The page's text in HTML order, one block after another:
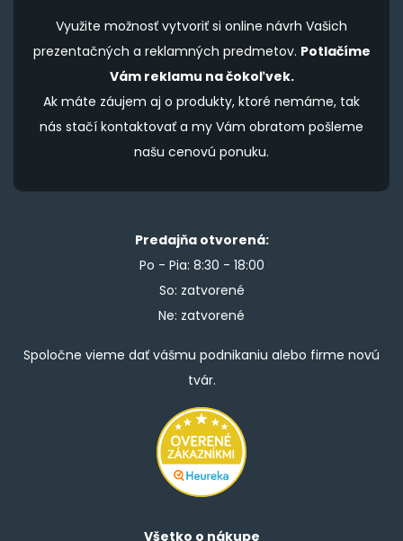
Využite možnosť vytvoriť si online návrh Vašich
prezentačných a reklamných predmetov. Potlačíme
Vám reklamu na čokoľvek.
Ak máte záujem aj o produkty, ktoré nemáme, tak
nás stačí kontaktovať a my Vám obratom pošleme
našu cenovú ponuku.
Predajňa otvorená:
Po - Pia: 8:30 - 18:00
So: zatvorené
Ne: zatvorené
Spoločne vieme dať vášmu podnikaniu alebo firme novú
tvár.
Všetko o nákupe